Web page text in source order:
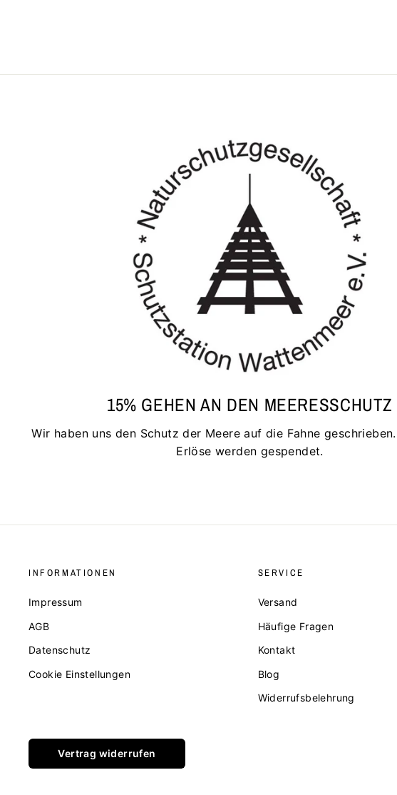
15% GEHEN AN DEN MEERESSCHUTZ
Wir haben uns den Schutz der Meere auf die Fahne
Erlöse werden gespendet.
INFORMATIONEN
Impressum
AGB
Datenschutz
Cookie Einstellungen
SERVICE
Versand
Häufige Fragen
Kontakt
Blog
Widerrufsbelehrung
Vertrag widerrufen